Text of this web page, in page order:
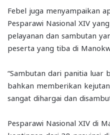
Febel juga menyampaikan
Pesparawi Nasional XIV
pelayanan dan sambutan
peserta yang tiba di
“Sambutan dari panitia luar
bahkan memberikan
sangat dihargai dan
Pesparawi Nasional XIV di